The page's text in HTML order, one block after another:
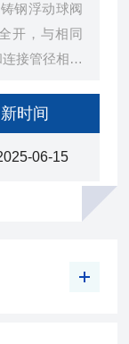
钢浮动球阀
开，与相同
接管径相等
等领域有广
体，球体随
时间
06-15